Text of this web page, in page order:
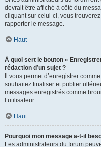
devrait être affiché à côté du
cliquant sur celui-ci, vous
rapporter le message.
Haut
À quoi sert le bouton «
rédaction d’un sujet ?
Il vous permet d’enregistrer
souhaitez finaliser et publier
messages enregistrés comme
l’utilisateur.
Haut
Pourquoi mon message a-t-il
Les administrateurs du forum